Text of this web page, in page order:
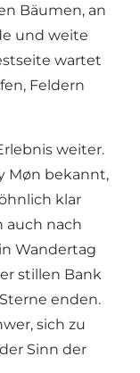
Bäumen, an
und weite
wartet
Feldern
weiter.
Møn bekannt,
klar
auch nach
Wandertag
stillen Bank
enden.
sich zu
Sinn der